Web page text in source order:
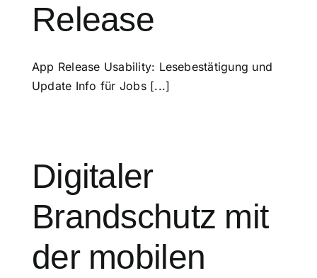
Release
App Release Usability: Lesebestätigung und
Update Info für Jobs [...]
Digitaler
Brandschutz mit
der mobilen